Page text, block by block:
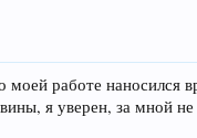
работе наносился
я уверен, за мной